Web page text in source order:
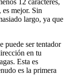
12 caracteres,
es mejor. Sin
largo, ya que
puede ser tentador
en tu
Esta es
es la primera